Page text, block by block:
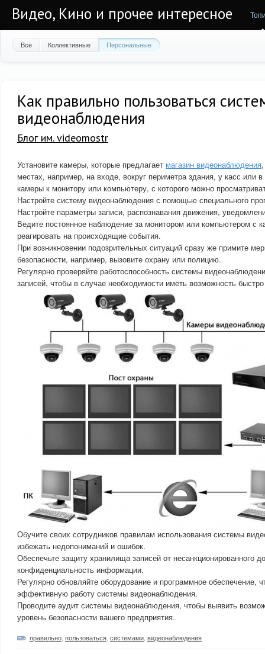
Видео, Кино и прочее интересное
Все Коллективные Персональные
Как правильно пользоваться
видеонаблюдения
Блог им. videomostr
Установите камеры, которые предлагает магазин видеонаблюдения
местах, например, на входе, вокруг периметра здания, у касс или
камеры к монитору или компьютеру, с которого можно
Настройте систему видеонаблюдения с помощью специального
Настройте параметры записи, распознавания движения,
Ведите постоянное наблюдение за монитором или компьютером с
реагировать на происходящие события.
При возникновении подозрительных ситуаций сразу же примите
безопасности, например, вызовите охрану или полицию.
Регулярно проверяйте работоспособность системы
записей, чтобы в случае необходимости иметь возможность
Обучите своих сотрудников правилам использования системы
избежать недопониманий и ошибок.
Обеспечьте защиту хранилища записей от несанкционированного
конфиденциальность информации.
Регулярно обновляйте оборудование и программное обеспечение,
эффективную работу системы видеонаблюдения.
Проводите аудит системы видеонаблюдения, чтобы выявить
уровень безопасности вашего предприятия.
правильно пользоваться системами видеонаблюдения